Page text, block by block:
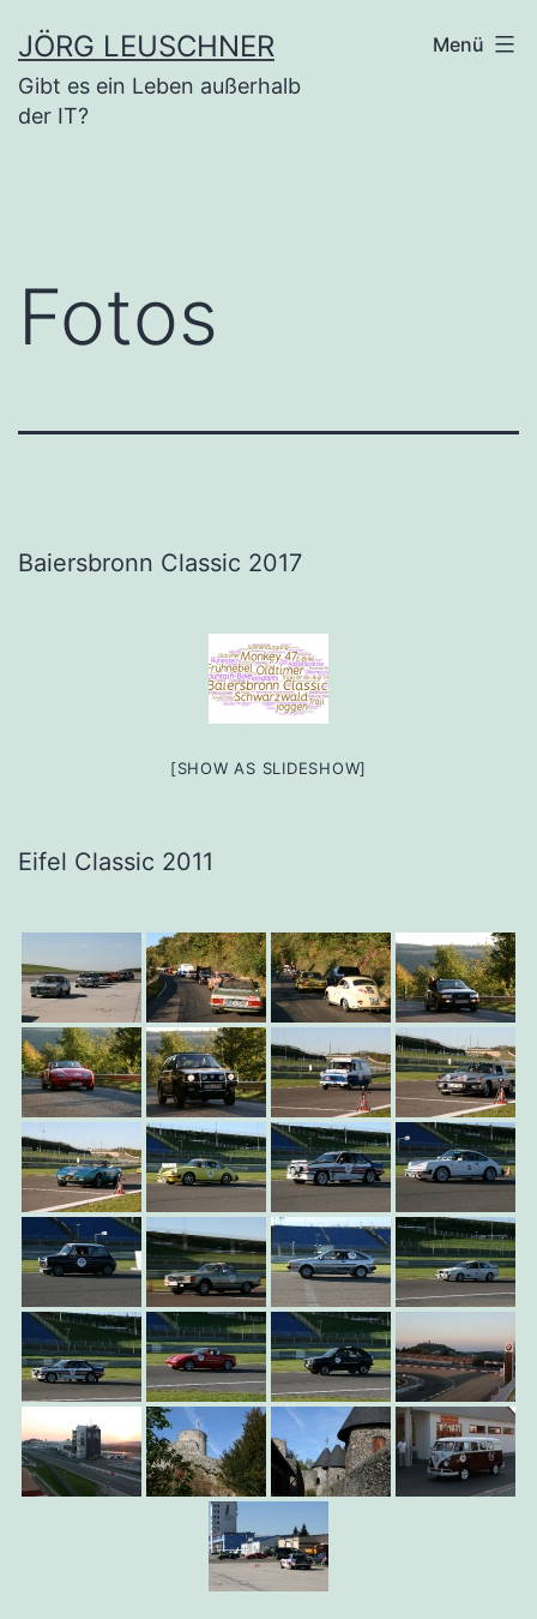
Inhalt
springen
JÖRG LEUSCHNER
Gibt es ein Leben außerhalb
der IT?
Menü
Fotos
Baiersbronn Classic 2017
[SHOW AS SLIDESHOW]
Eifel Classic 2011